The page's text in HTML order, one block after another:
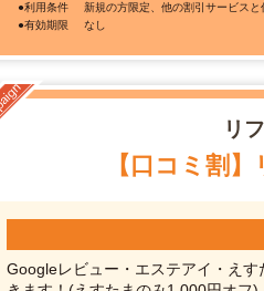
●利用条件
新規の方限定、他の割引サービスと
●有効期限
なし
リ
【口コミ割
Googleレビュー・エステアイ・え